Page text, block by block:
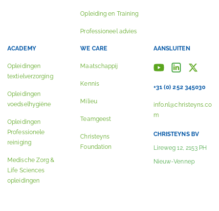
Opleiding en Training
Professioneel advies
ACADEMY
Opleidingen
textielverzorging
Opleidingen
voedselhygiëne
Opleidingen
Professionele
reiniging
Medische Zorg &
Life Sciences
opleidingen
WE CARE
Maatschappij
Kennis
Milieu
Teamgeest
Christeyns
Foundation
AANSLUITEN
+31 (0) 252 345030
info.nl@christeyns.co
m
CHRISTEYNS BV
Lireweg 12, 2153 PH
Nieuw-Vennep